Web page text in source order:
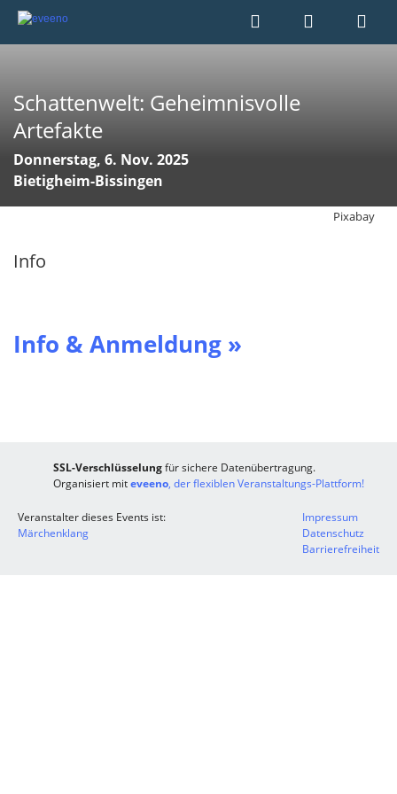
Schattenwelt: Geheimnisvolle
Artefakte
Donnerstag, 6. Nov. 2025
Bietigheim-Bissingen
Pixabay
Info
Info & Anmeldung »
SSL-Verschlüsselungfür sichere Datenübertragung.
Organisiert miteveeno, der flexiblen Veranstaltungs-Plattform!
Veranstalter dieses Events ist:
Märchenklang
Impressum
Datenschutz
Barrierefreiheit